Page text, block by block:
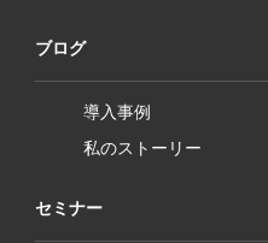
ブログ
導入事例
私のストーリー
セミナー